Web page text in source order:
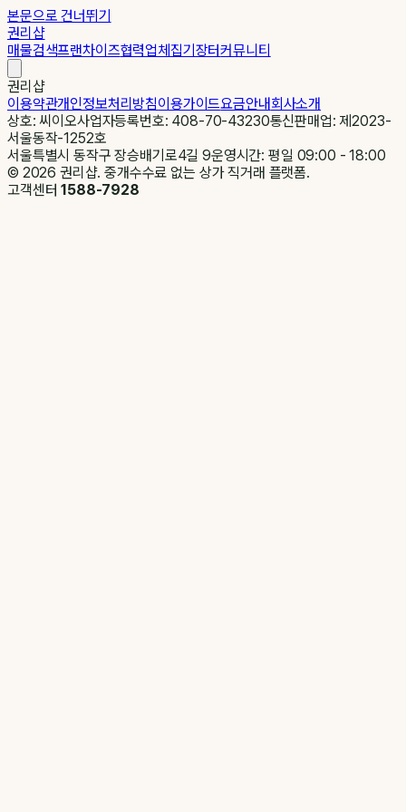
본문으로 건너뛰기
권리샵
매물검색프랜차이즈협력업체집기장터커뮤니티
권리샵
이용약관개인정보처리방침이용가이드요금안내회사소개
상호: 씨이오사업자등록번호: 408-70-43230통신판매업: 제2023-
서울동작-1252호
서울특별시 동작구 장승배기로4길 9운영시간: 평일 09:00 - 18:00
© 2026 권리샵. 중개수수료 없는 상가 직거래 플랫폼.
고객센터1588-7928